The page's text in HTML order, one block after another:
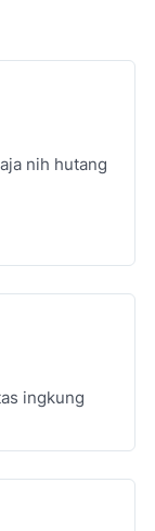
nih hutang
ingkung